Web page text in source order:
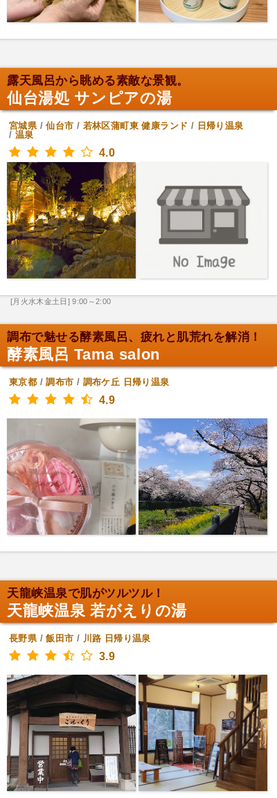
露天風呂から眺める素敵な景観。
仙台湯処 サンピアの湯
宮城県/仙台市 / 若林区蒲町東 健康ランド / 日帰り温泉
/ 温泉
4.0
[月火水木金土日] 9:00～2:00
調布で魅せる酵素風呂、疲れと肌荒れを解消！
酵素風呂 Tama salon
東京都 /調布市 / 調布ケ丘 日帰り温泉
4.9
天龍峡温泉で肌がツルツル！
天龍峡温泉 若がえりの湯
長野県/飯田市 / 川路 日帰り温泉
3.9